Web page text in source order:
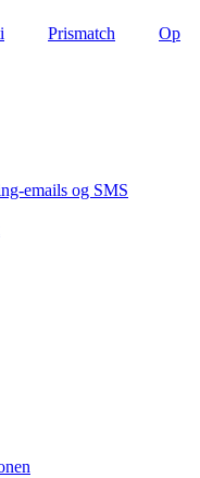
Prismatch
Op
emails og SMS